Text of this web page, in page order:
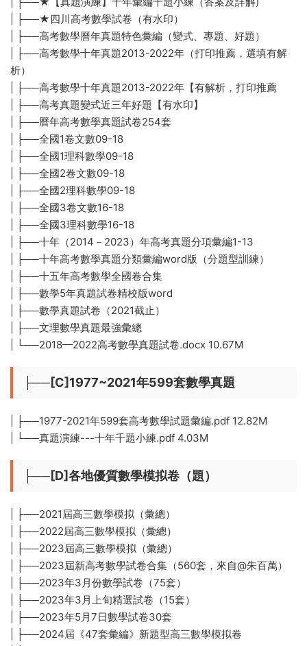
| ├──★四川高考數學試卷（有水印）
| ├──高考數學曆年真題特色彙編（變式、專題、好題）
| ├──高考數學十年真題2013-2022年（打印推薦，選填有解
析）
| ├──高考數學十年真題2013-2022年【有解析，打印推薦
| ├──高考真題變式近三年好題【有水印】
| ├──曆年高考數學真題試卷254套
| ├──全國1卷文數09-18
| ├──全國1理科數學09-18
| ├──全國2卷文數09-18
| ├──全國2理科數學09-18
| ├──全國3卷文數16-18
| ├──全國3理科數學16-18
| ├──十年（2014－2023）年高考真題分項彙編1-13
| ├──十年高考數學真題分類彙編word版（分題型訓練）
| ├──十五年高考數學全國卷合集
| ├──數學5年真題試卷精校版word
| ├──數學真題試卷（2021截止）
| ├──文理數學真題最強彙總
| └──2018—2022高考數學真題試卷.docx 10.67M
├──[C]1977~2021年599套數學真題
| ├──1977-2021年599套高考數學試題彙編.pdf 12.82M
| └──真題演練---十年千題小練.pdf 4.03M
├──[D]各地優質數學模拟卷（題）
| ├──2021屆高三數學模拟（彙總）
| ├──2022屆高三數學模拟（彙總）
| ├──2023屆高三數學模拟（彙總）
| ├──2023屆新高考數學試卷合集（560套，來自@朱百萬）
| ├──2023年3月份數學試卷（75套）
| ├──2023年3月上旬精選試卷（15套）
| ├──2023年5月7日數學試卷30套
| ├──2024屆《47套彙編》新題型高三數學模拟卷